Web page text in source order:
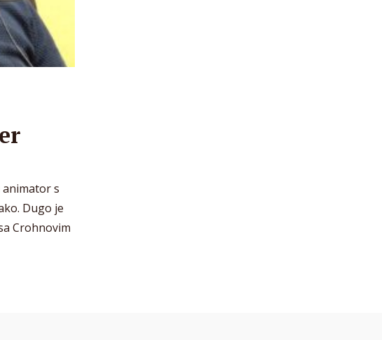
animator s
Dugo je
Crohnovim